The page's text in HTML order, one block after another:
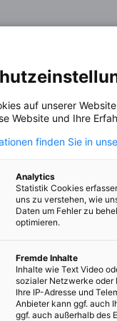
Sitz inBaden‑Baden
bei der
und
. Darüber
, die
auf unserer
Website und Ihre
finden Sie in
Analytics
Statistik Cookies
uns zu verstehen, wie
Daten um Fehler zu
optimieren.
Fremde Inhalte
Inhalte wie Text Video
sozialer Netzwerke oder
Ihre IP-Adresse und
Anbieter kann ggf. auch
ggf. auch außerhalb des